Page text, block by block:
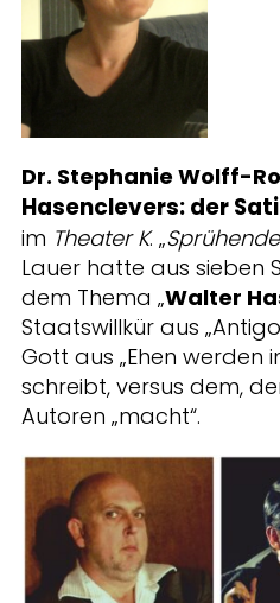
Dr. Stephanie Wolff-
Hasenclevers: der
im Theater K. „
Lauer hatte aus sieben
dem Thema „Walter
Staatswillkür aus
Gott aus „Ehen werden
schreibt, versus dem,
Autoren „macht“.